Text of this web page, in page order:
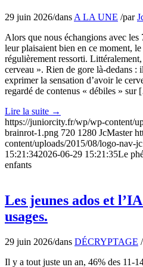
29 juin 2026/dans A LA UNE /par
Alors que nous échangions avec les
leur plaisaient bien en ce moment,
régulièrement ressorti.
cerveau ». Rien de gore là-dedans :
exprimer la sensation d’avoir le
regardé de contenus « débiles »
Lire la suite →
https://juniorcity.fr/wp/wp-content/
brainrot-1.png 720 1280 JcMaster
content/uploads/2015/08/logo-nav-
15:21:342026-06-29 15:21:35Le
enfants
Les jeunes ados et
usages.
29 juin 2026/dans DÉCRYPTAGE /
Il y a tout juste un an, 46% des 11-